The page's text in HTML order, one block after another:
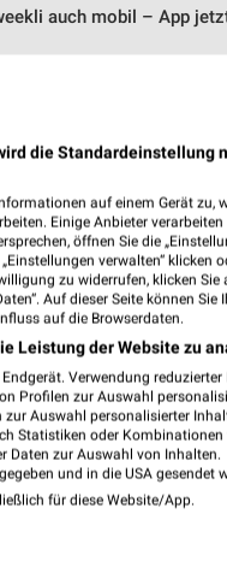
auch mobil – App
|
die
auf einem Gerät zu,
Einige Anbieter
öffnen Sie die
verwalten“ klicken
zu widerrufen, klicken
Auf dieser Seite können
auf die Browserdaten.
Leistung der Website zu
Verwendung
Profilen zur Auswahl
Auswahl personalisierter
Statistiken oder
Daten zur Auswahl von Inhalten.
und in die USA gesendet
für diese Website/App.